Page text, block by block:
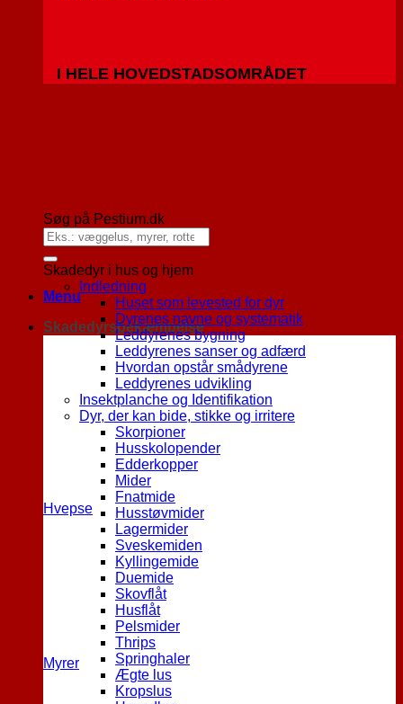
I HELE HOVEDSTADSOMRÅDET
Menu
Skadedyrsbekæmpelse
Hvepse
Myrer
Søg på Pestium.dk
Skadedyr i hus og hjem
Indledning
Huset som levested for dyr
Dyrenes navne og systematik
Leddyrenes bygning
Leddyrenes sanser og adfærd
Hvordan opstår smådyrene
Leddyrenes udvikling
Insektplanche og Identifikation
Dyr, der kan bide, stikke og irritere
Skorpioner
Husskolopender
Edderkopper
Mider
Fnatmide
Husstøvmider
Lagermider
Sveskemiden
Kyllingemide
Duemide
Skovflåt
Husflåt
Pelsmider
Thrips
Springhaler
Ægte lus
Kropslus